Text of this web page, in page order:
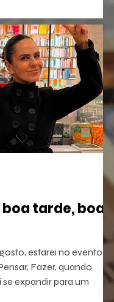
Ou dava. Muitos
medo. Porém não
mês em curso.
boa tarde, boa
estarei no evento
Fazer, quando
se expandir para um